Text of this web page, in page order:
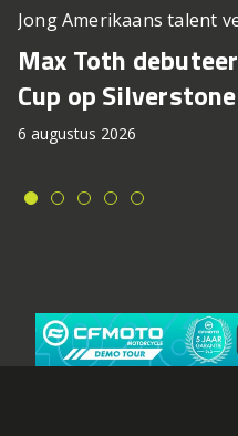
Jong Amerikaans talent
Max Toth
Cup op Silverstone
6 augustus 2026